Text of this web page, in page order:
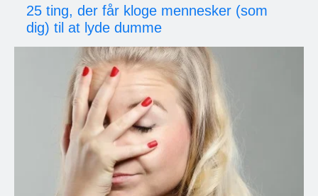
25 ting, der får kloge mennesker (som
dig) til at lyde dumme